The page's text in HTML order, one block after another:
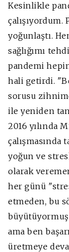
Kesinlikle
yoğunlaştı.
sağlığımı
pandemi
hali getirdi.
sorusu
ile yeniden
2016 yılında
çalışmasında
yoğun ve
olarak
her günü
etmeden, bu
ama ben
üretmeye